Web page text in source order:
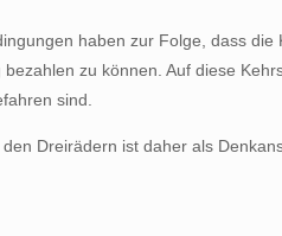
haben zur Folge, dass
zu können. Auf diese
sind.
Dreirädern ist daher als